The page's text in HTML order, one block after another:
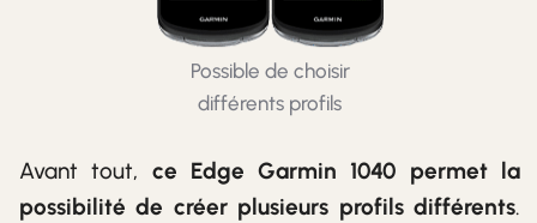
Possible de choisir
différents profils
Avant tout, ce Edge Garmin 1040 permet la
possibilité de créer plusieurs profils différents.